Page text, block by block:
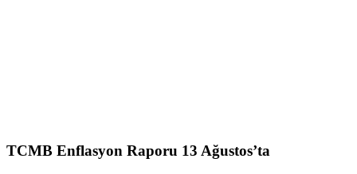
TCMB Enflasyon Raporu 13 Ağustos’ta